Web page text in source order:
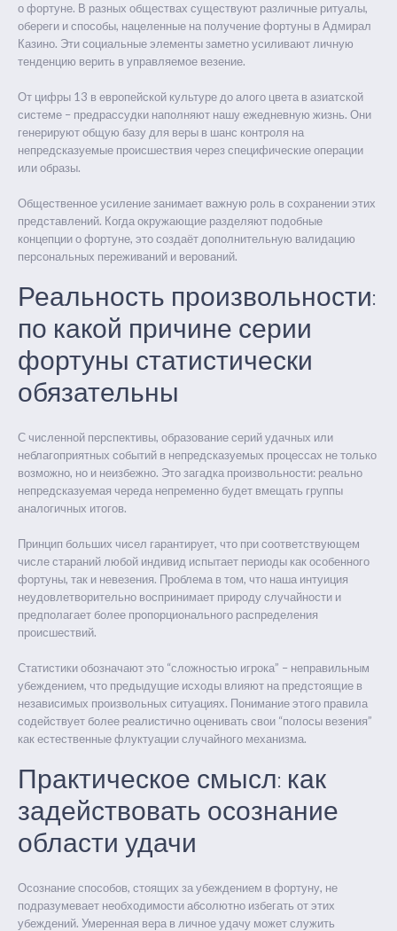
о фортуне. В разных обществах существуют различные ритуалы,
обереги и способы, нацеленные на получение фортуны в Адмирал
Казино. Эти социальные элементы заметно усиливают личную
тенденцию верить в управляемое везение.
От цифры 13 в европейской культуре до алого цвета в азиатской
системе – предрассудки наполняют нашу ежедневную жизнь. Они
генерируют общую базу для веры в шанс контроля на
непредсказуемые происшествия через специфические операции
или образы.
Общественное усиление занимает важную роль в сохранении этих
представлений. Когда окружающие разделяют подобные
концепции о фортуне, это создаёт дополнительную валидацию
персональных переживаний и верований.
Реальность произвольности:
по какой причине серии
фортуны статистически
обязательны
С численной перспективы, образование серий удачных или
неблагоприятных событий в непредсказуемых процессах не только
возможно, но и неизбежно. Это загадка произвольности: реально
непредсказуемая череда непременно будет вмещать группы
аналогичных итогов.
Принцип больших чисел гарантирует, что при соответствующем
числе стараний любой индивид испытает периоды как особенного
фортуны, так и невезения. Проблема в том, что наша интуиция
неудовлетворительно воспринимает природу случайности и
предполагает более пропорционального распределения
происшествий.
Статистики обозначают это “сложностью игрока” – неправильным
убеждением, что предыдущие исходы влияют на предстоящие в
независимых произвольных ситуациях. Понимание этого правила
содействует более реалистично оценивать свои “полосы везения”
как естественные флуктуации случайного механизма.
Практическое смысл: как
задействовать осознание
области удачи
Осознание способов, стоящих за убеждением в фортуну, не
подразумевает необходимости абсолютно избегать от этих
убеждений. Умеренная вера в личное удачу может служить